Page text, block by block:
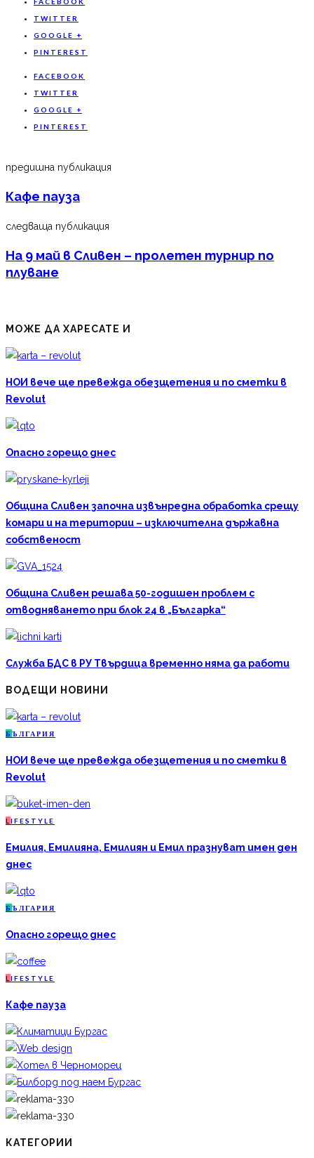
TWITTER
GOOGLE +
PINTEREST
FACEBOOK
TWITTER
GOOGLE +
PINTEREST
предишна публикация
Кафе пауза
следваща публикация
На 9 май в Сливен – пролетен турнир по
плуване
МОЖЕ ДА ХАРЕСАТЕ И
НОИ вече ще превежда обезщетения и по сметки в
Revolut
Опасно горещо днес
Община Сливен започна извънредна обработка срещу
комари и на територии – изключителна държавна
собственост
Община Сливен решава 50-годишен проблем с
отводняването при блок 24 в „Българка“
Служба БДС в РУ Твърдица временно няма да работи
ВОДЕЩИ НОВИНИ
Б ЪЛГАРИЯ
НОИ вече ще превежда обезщетения и по сметки в
Revolut
L IFESTYLE
Емилия, Емилияна, Емилиян и Емил празнуват имен ден
днес
Б ЪЛГАРИЯ
Опасно горещо днес
L IFESTYLE
Кафе пауза
КАТЕГОРИИ